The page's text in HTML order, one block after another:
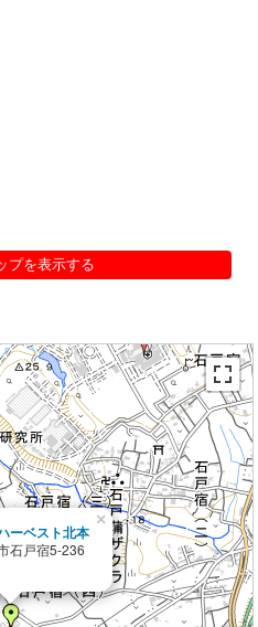
プを表示する
ーベスト北本
石戸宿5-236
×